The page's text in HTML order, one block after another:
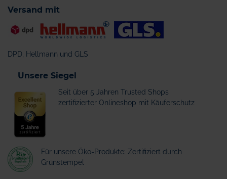
Versand mit
DPD, Hellmann und GLS
Unsere Siegel
Seit über 5 Jahren Trusted Shops
zertifizierter Onlineshop mit Käuferschutz
Für unsere Öko-Produkte: Zertifiziert durch
Grünstempel